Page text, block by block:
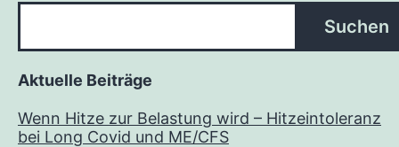
Suchen
Aktuelle Beiträge
Wenn Hitze zur Belastung wird – Hitzeintoleranz
bei Long Covid und ME/CFS